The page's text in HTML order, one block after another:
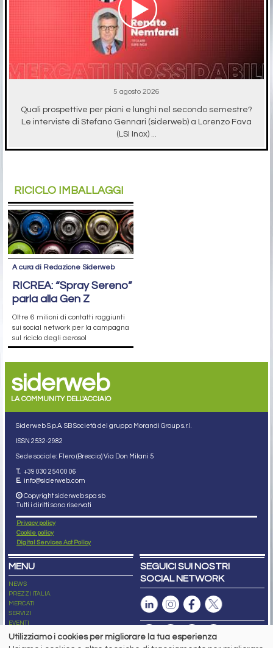
5 agosto 2026
Quali prospettive per piani e lunghi nel secondo semestre?
Le interviste di Stefano Gennari (siderweb) a Lorenzo Fava
(LSI Inox) ...
RICICLO IMBALLAGGI
A cura di Redazione Siderweb
RICREA: “Spray Sereno”
parla alla Gen Z
Oltre 6 milioni di contatti raggiunti
sui social network per la campagna
sul riciclo degli aerosol
siderweb
LA COMMUNITY DELL'ACCIAIO
Siderweb S.p.A. SB Società del gruppo Morandi Group s.r.l.
ISSN 2532-2982
Sede sociale: Flero (Brescia) Via Don Milani 5
T. +39 030 254 00 06
E. info@siderweb.com
Copyright siderweb spa sb
Tutti i diritti sono riservati
Privacy policy
Cookie policy
Digital Services Act Policy
MENU
NEWS
PREZZI ITALIA
MERCATI
SERVIZI
EVENTI
ABBONAMENTI
SEGUICI SUI NOSTRI
SOCIAL NETWORK
Utilizziamo i cookies per migliorare la tua esperienza